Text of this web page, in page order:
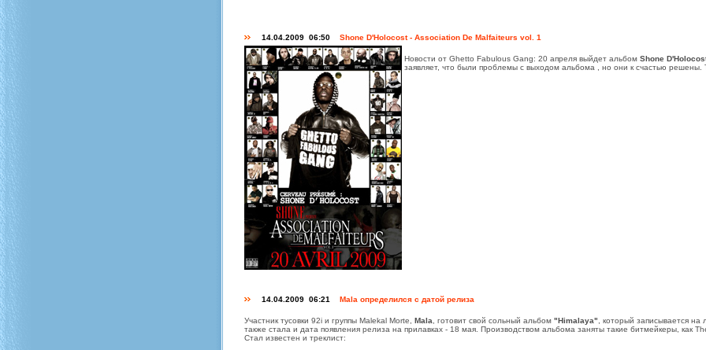
14.04.2009 06:50 Shone D'Holocost - Association De Malfaiteurs vol. 1
Новости от Ghetto Fabulous Gang: 20 апреля выйдет альбом Shone
заявляет, что были проблемы с выходом альбома , но они к счастью решены.
14.04.2009 06:21 Mala определился с датой релиза
Участник тусовки 92i и группы Malekal Morte, Mala , готовит свой сольный альбом "Himalaya" , который записывается
также стала и дата появления релиза на прилавках - 18 мая. Производством альбома заняты такие битмейкеры, как
Стал известен и треклист: